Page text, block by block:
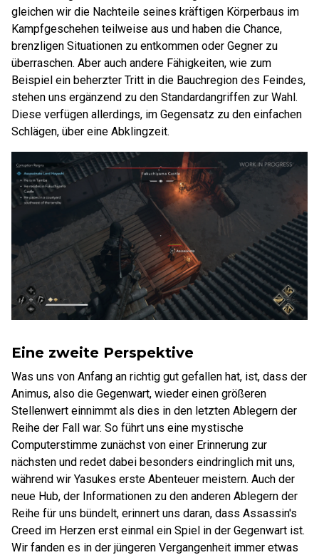
gleichen wir die Nachteile seines kräftigen Körperbaus im
Kampfgeschehen teilweise aus und haben die Chance,
brenzligen Situationen zu entkommen oder Gegner zu
überraschen. Aber auch andere Fähigkeiten, wie zum
Beispiel ein beherzter Tritt in die Bauchregion des Feindes,
stehen uns ergänzend zu den Standardangriffen zur Wahl.
Diese verfügen allerdings, im Gegensatz zu den einfachen
Schlägen, über eine Abklingzeit.
Eine zweite Perspektive
Was uns von Anfang an richtig gut gefallen hat, ist, dass der
Animus, also die Gegenwart, wieder einen größeren
Stellenwert einnimmt als dies in den letzten Ablegern der
Reihe der Fall war. So führt uns eine mystische
Computerstimme zunächst von einer Erinnerung zur
nächsten und redet dabei besonders eindringlich mit uns,
während wir Yasukes erste Abenteuer meistern. Auch der
neue Hub, der Informationen zu den anderen Ablegern der
Reihe für uns bündelt, erinnert uns daran, dass Assassin's
Creed im Herzen erst einmal ein Spiel in der Gegenwart ist.
Wir fanden es in der jüngeren Vergangenheit immer etwas